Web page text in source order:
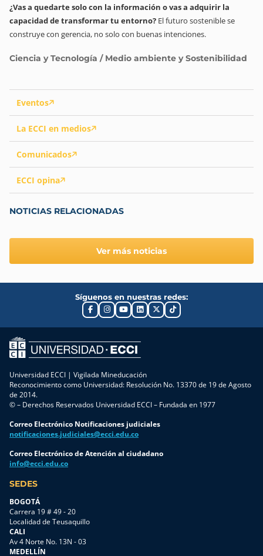
Eventos
La ECCI en medios
Comunicados
ECCI opina
NOTICIAS RELACIONADAS
Ver más noticias
¿Vas a quedarte solo con la información o vas a adquirir la
capacidad de transformar tu entorno? El futuro sostenible se
construye con gerencia, no solo con buenas intenciones.
Ciencia y Tecnología / Medio ambiente y Sostenibilidad
Síguenos en nuestras redes:
Universidad ECCI | Vigilada Mineducación
Reconocimiento como Universidad: Resolución No. 13370 de 19 de Agosto
de 2014.
© – Derechos Reservados Universidad ECCI – Fundada en 1977
Correo Electrónico Notificaciones judiciales
notificaciones.judiciales@ecci.edu.co
Correo Electrónico de Atención al ciudadano
info@ecci.edu.co
SEDES
BOGOTÁ
Carrera 19 # 49 - 20
Localidad de Teusaquillo
CALI
Av 4 Norte No. 13N - 03
MEDELLÍN